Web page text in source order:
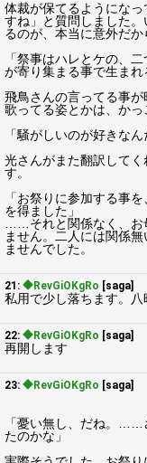
体裁が保てるようにな
すね」と質問しました
るのが、本当に意外だか
「祭事はハレとケの、
が寄り集まる事で生まれ
飛鳥さんの言ってる事
歌ってる姿とかは、かっ
「騒がしいのが好きな
光さんがまた翻訳して
す。
「お祭りに参加する事
を得ました」
……それと関係なく、お
ません。二人には関係
ませんでした。
21: ◆RevGiOKgRo [saga]
私用で少し落ちます。
22: ◆RevGiOKgRo [saga]
再開します
23: ◆RevGiOKgRo [saga]
「憂い無し、だね。……
たのかな」